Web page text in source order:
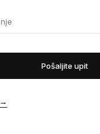
Pošaljite upit